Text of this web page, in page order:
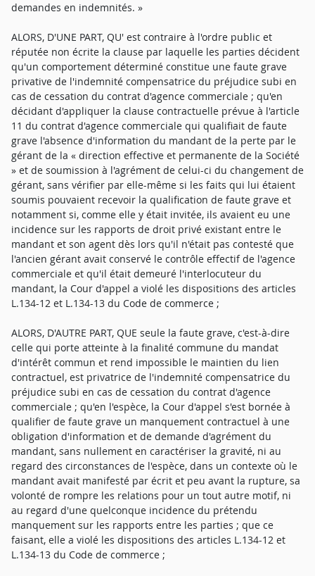
demandes en indemnités. »
ALORS, D'UNE PART, QU' est contraire à l'ordre public et
réputée non écrite la clause par laquelle les parties décident
qu'un comportement déterminé constitue une faute grave
privative de l'indemnité compensatrice du préjudice subi en
cas de cessation du contrat d'agence commerciale ; qu'en
décidant d'appliquer la clause contractuelle prévue à l'article
11 du contrat d'agence commerciale qui qualifiait de faute
grave l'absence d'information du mandant de la perte par le
gérant de la « direction effective et permanente de la Société
» et de soumission à l'agrément de celui-ci du changement de
gérant, sans vérifier par elle-même si les faits qui lui étaient
soumis pouvaient recevoir la qualification de faute grave et
notamment si, comme elle y était invitée, ils avaient eu une
incidence sur les rapports de droit privé existant entre le
mandant et son agent dès lors qu'il n'était pas contesté que
l'ancien gérant avait conservé le contrôle effectif de l'agence
commerciale et qu'il était demeuré l'interlocuteur du
mandant, la Cour d'appel a violé les dispositions des articles
L.134-12 et L.134-13 du Code de commerce ;
ALORS, D'AUTRE PART, QUE seule la faute grave, c'est-à-dire
celle qui porte atteinte à la finalité commune du mandat
d'intérêt commun et rend impossible le maintien du lien
contractuel, est privatrice de l'indemnité compensatrice du
préjudice subi en cas de cessation du contrat d'agence
commerciale ; qu'en l'espèce, la Cour d'appel s'est bornée à
qualifier de faute grave un manquement contractuel à une
obligation d'information et de demande d'agrément du
mandant, sans nullement en caractériser la gravité, ni au
regard des circonstances de l'espèce, dans un contexte où le
mandant avait manifesté par écrit et peu avant la rupture, sa
volonté de rompre les relations pour un tout autre motif, ni
au regard d'une quelconque incidence du prétendu
manquement sur les rapports entre les parties ; que ce
faisant, elle a violé les dispositions des articles L.134-12 et
L.134-13 du Code de commerce ;